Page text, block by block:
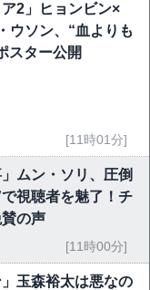
ア2」ヒョンビン×
ウソン、“血よりも
スター公開
[11時01分]
ムン・ソリ、圧倒
視聴者を魅了！チ
の声
[11時00分]
」玉森裕太は悪なの